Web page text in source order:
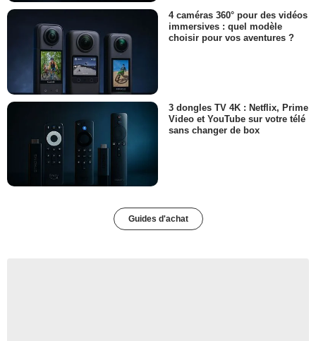
4 caméras 360° pour des vidéos
immersives : quel modèle
choisir pour vos aventures ?
3 dongles TV 4K : Netflix, Prime
Video et YouTube sur votre télé
sans changer de box
Guides d'achat